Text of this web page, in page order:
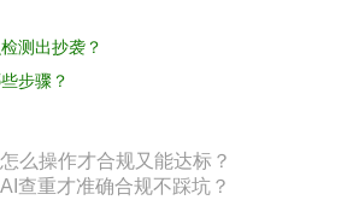
测出抄袭？
步骤？
么操作才合规又能达标？
查重才准确合规不踩坑？